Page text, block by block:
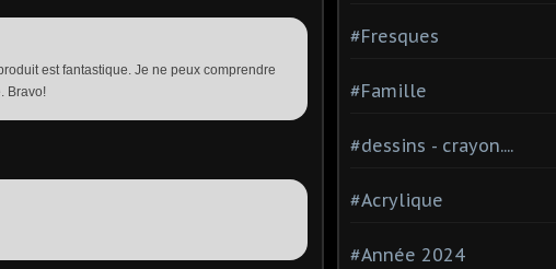
est fantastique. Je ne peux comprendre
Bravo!
#Fresques
#Famille
#dessins - crayon....
#Acrylique
#Année 2024